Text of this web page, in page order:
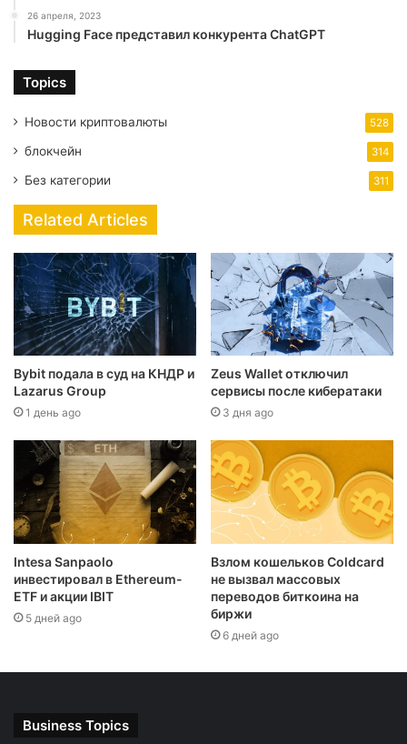
26 апреля, 2023
Hugging Face представил конкурента ChatGPT
Topics
Новости криптовалюты 528
блокчейн 314
Без категории 311
Related Articles
Bybit подала в суд на КНДР и
Lazarus Group
1 день ago
Zeus Wallet отключил
сервисы после кибератаки
3 дня ago
Intesa Sanpaolo
инвестировал в Ethereum-
ETF и акции IBIT
5 дней ago
Взлом кошельков Coldcard
не вызвал массовых
переводов биткоина на
биржи
6 дней ago
Business Topics